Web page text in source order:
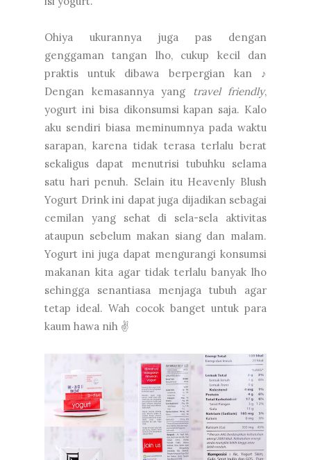
Ohiya ukurannya juga pas dengan
genggaman tangan lho, cukup kecil dan
praktis untuk dibawa berpergian kan ♪
Dengan kemasannya yang
travel friendly,
yogurt ini bisa dikonsumsi kapan saja. Kalo
aku sendiri biasa meminumnya pada waktu
sarapan, karena tidak terasa terlalu berat
sekaligus dapat menutrisi tubuhku selama
satu hari penuh. Selain itu Heavenly Blush
Yogurt Drink ini dapat juga dijadikan sebagai
cemilan yang sehat di sela-sela aktivitas
ataupun sebelum makan siang dan malam.
Yogurt ini juga dapat mengurangi konsumsi
makanan kita agar tidak terlalu banyak lho
sehingga senantiasa menjaga tubuh agar
tetap ideal. Wah cocok banget untuk para
kaum hawa nih ✌